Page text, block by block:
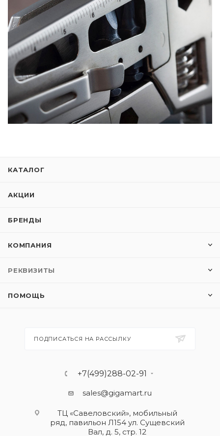
КАТАЛОГ
АКЦИИ
БРЕНДЫ
КОМПАНИЯ
РЕКВИЗИТЫ
ПОМОЩЬ
ПОДПИСАТЬСЯ НА РАССЫЛКУ
+7(499)288-02-91
sales@gigamart.ru
ТЦ «Савеловский», мобильный
ряд, павильон Л154 ул. Сущевский
Вал, д. 5, стр. 12